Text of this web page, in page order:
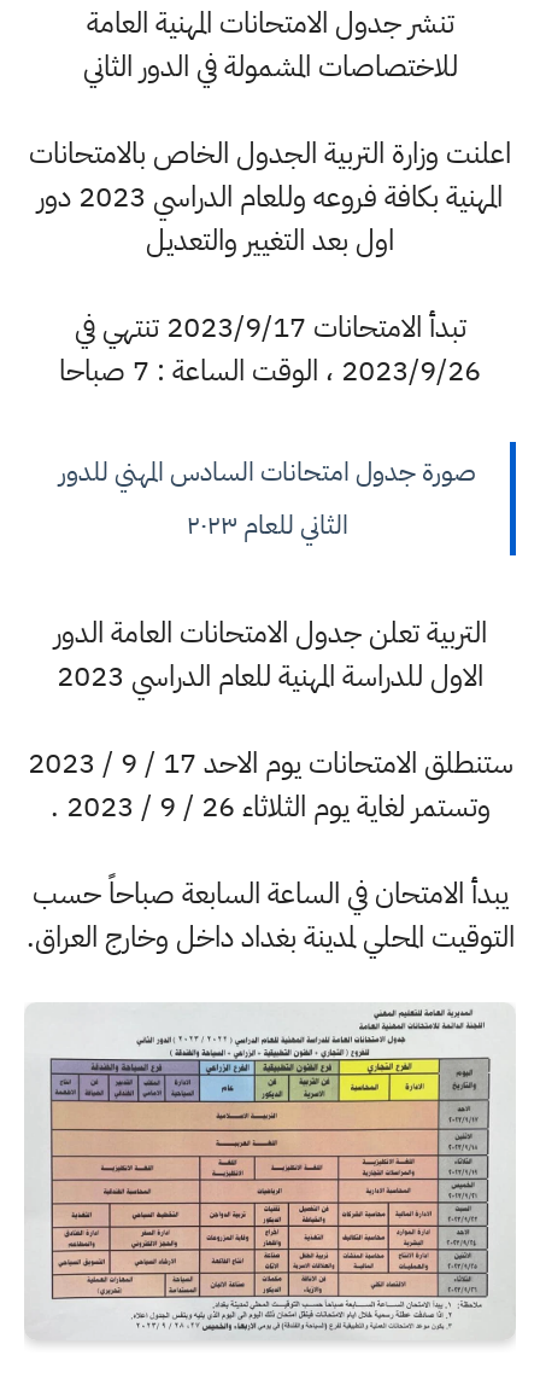
تنشر جدول الامتحانات المهنية العامة
للاختصاصات المشمولة في الدور الثاني
اعلنت وزارة التربية الجدول الخاص بالامتحانات
المهنية بكافة فروعه وللعام الدراسي 2023 دور
اول بعد التغيير والتعديل
تبدأ الامتحانات 2023/9/17 تنتهي في
2023/9/26 ، الوقت الساعة : 7 صباحا
صورة جدول امتحانات السادس المهني للدور
الثاني للعام ٢٠٢٣
التربية تعلن جدول الامتحانات العامة الدور
الاول للدراسة المهنية للعام الدراسي 2023
ستنطلق الامتحانات يوم الاحد 17 / 9 / 2023
وتستمر لغاية يوم الثلاثاء 26 / 9 / 2023 .
يبدأ الامتحان في الساعة السابعة صباحاً حسب
التوقيت المحلي لمدينة بغداد داخل وخارج العراق.